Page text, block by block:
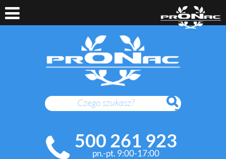
SZUKAJ
500 261 923
pn.-pt. 9:00-17:00